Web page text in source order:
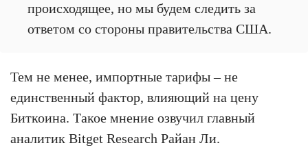
происходящее, но мы будем следить за
ответом со стороны правительства США.
Тем не менее, импортные тарифы – не
единственный фактор, влияющий на цену
Биткоина. Такое мнение озвучил главный
аналитик Bitget Research Райан Ли.